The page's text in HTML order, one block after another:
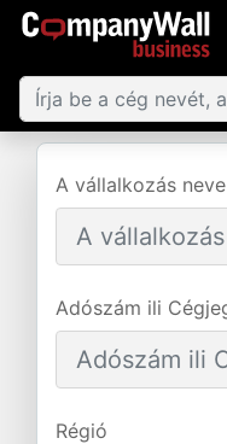
A vállalkozás neve
Adószám ili
Régió